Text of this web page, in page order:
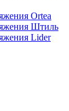
Ortea
Штиль
Lider